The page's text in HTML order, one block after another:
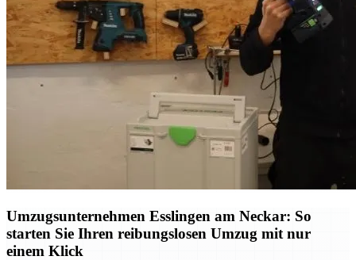
Umzugsunternehmen Esslingen am Neckar: So
starten Sie Ihren reibungslosen Umzug mit nur
einem Klick